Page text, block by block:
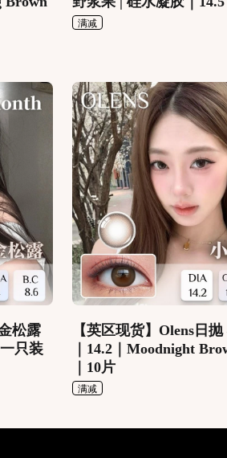
满减
松露
只装
【英区现货】Olens日
｜14.2｜Moodnight
｜10片
满减